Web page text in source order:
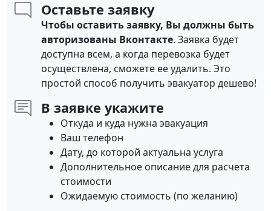
Оставьте заявку
Чтобы оставить заявку, Вы должны быть
авторизованы Вконтакте. Заявка будет
доступна всем, а когда перевозка будет
осуществлена, сможете ее удалить. Это
простой способ получить эвакуатор дешево!
В заявке укажите
Откуда и куда нужна эвакуация
Ваш телефон
Дату, до которой актуальна услуга
Дополнительное описание для расчета
стоимости
Ожидаемую стоимость (по желанию)